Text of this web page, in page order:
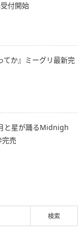
付開始
てか』ミーグリ最新完
と星が踊るMidnigh
完売